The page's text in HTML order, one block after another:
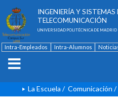
INGENIERÍA Y SISTEMAS
TELECOMUNICACIÓN
UNIVERSIDAD POLITÉCNICA DE MADRID
Intra-Empleados Intra-Alumnos
La Escuela / Comunicación /